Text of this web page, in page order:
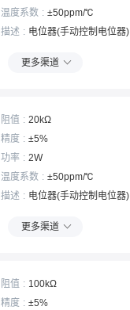
温度系数
±50ppm/℃
描述
电位器(手动控制电位器)
更多渠道
阻值
20kΩ
精度
±5%
功率
2W
温度系数
±50ppm/℃
描述
电位器(手动控制电位器)
更多渠道
阻值
100kΩ
精度
±5%